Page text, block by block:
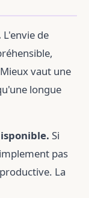
L'envie de
vaut une
longue
Si
pas
La